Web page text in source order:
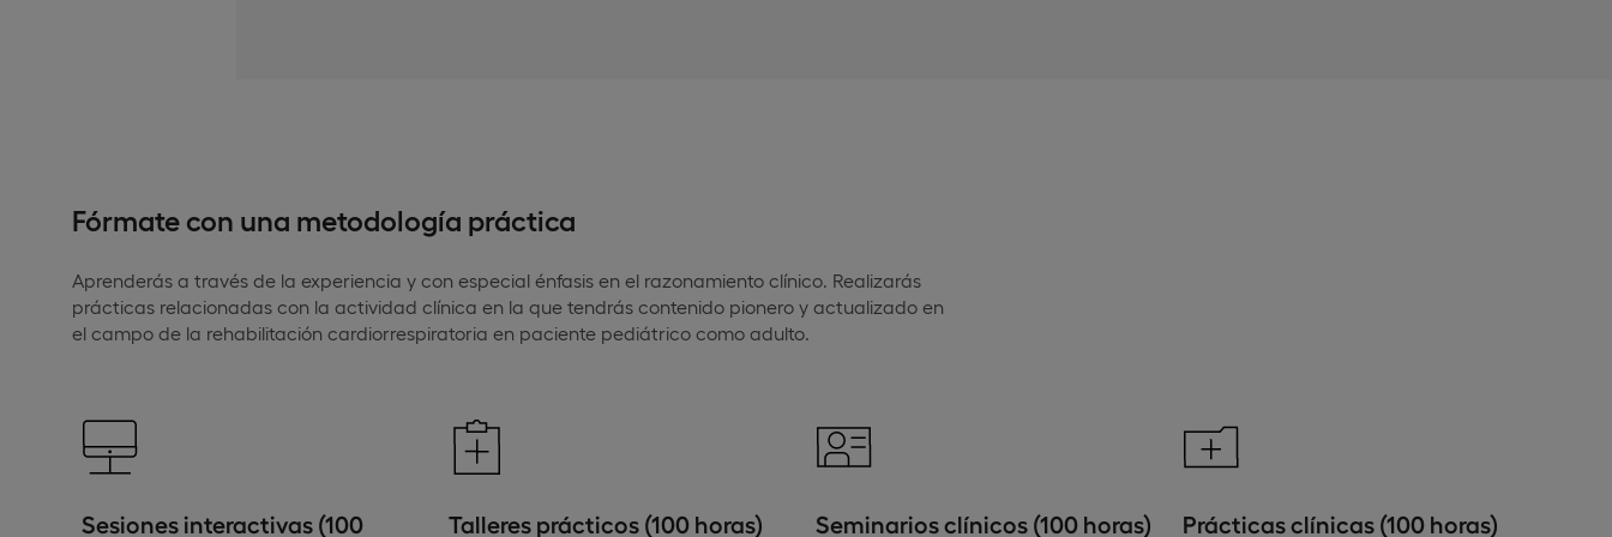
Fórmate con una metodología práctica
Aprenderás a través de la experiencia y con especial énfasis en el razonamiento clínico. Realizarás
prácticas relacionadas con la actividad clínica en la que tendrás contenido pionero y actualizado en
el campo de la rehabilitación cardiorrespiratoria en paciente pediátrico como adulto.
Sesiones interactivas (100 Talleres prácticos (100 horas) Seminarios clínicos (100 horas) Prácticas clínicas (100 horas)